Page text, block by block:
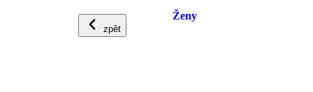
zpět
Ženy